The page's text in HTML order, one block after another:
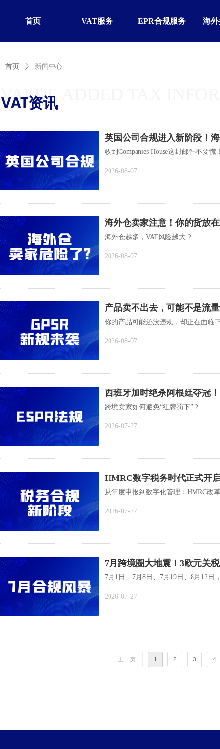
首页 VAT服务 EPR合规服务 海
英国公司合规进入新阶段！
收到Companies House这封邮件不要
2026-08-07
海外仓卖家注意！你的货放
海外仓越多，VAT风险越大？
2026-08-07
产品卖不出去，可能不是流
中国卖家
你的产品可能还没违规，却正在面临
2026-08-07
西班牙加时绝杀阿根廷夺冠
跨境卖家如何避免“红牌罚下”？
2026-07-27
HMRC数字税务时代正式开
账务系统
从年度申报到数字化管理：HMRC改
2026-07-27
7月跨境圈大地震！3欧元关
正在经历什么？
7月1日、7月8日、7月19日、8月12
2026-07-27
上一页 1 2 3 4
首页 ꄲ 新闻中心
VALUE ADDED TAX
VAT资讯